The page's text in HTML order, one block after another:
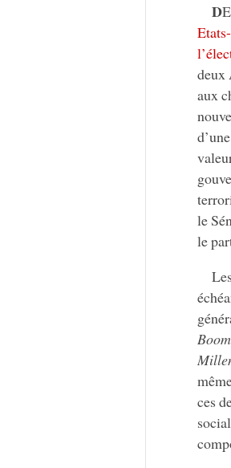
D
deux
aux
le
le
ces